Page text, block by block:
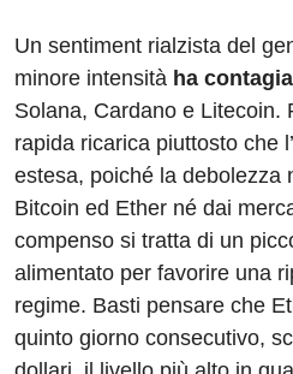
Un sentiment rialzista del
minore intensità ha
Solana, Cardano e Litecoin.
rapida ricarica piuttosto che
estesa, poiché la debolezza
Bitcoin ed Ether né dai
compenso si tratta di un
alimentato per favorire una
regime. Basti pensare che
quinto giorno consecutivo,